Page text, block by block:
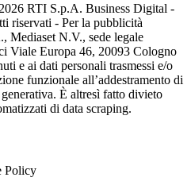
2026 RTI S.p.A. Business Digital -
riservati - Per la pubblicità
Mediaset N.V., sede legale
Viale Europa 46, 20093 Cologno
e ai dati personali trasmessi e/o
funzionale all’addestramento di
È altresì fatto divieto
di data scraping.
Policy